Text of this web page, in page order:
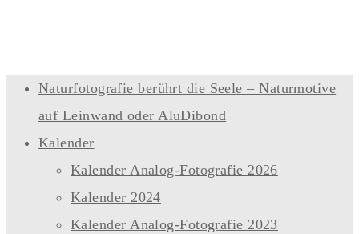
Naturfotografie berührt die Seele – Naturmotive
auf Leinwand oder AluDibond
Kalender
Kalender Analog-Fotografie 2026
Kalender 2024
Kalender Analog-Fotografie 2023